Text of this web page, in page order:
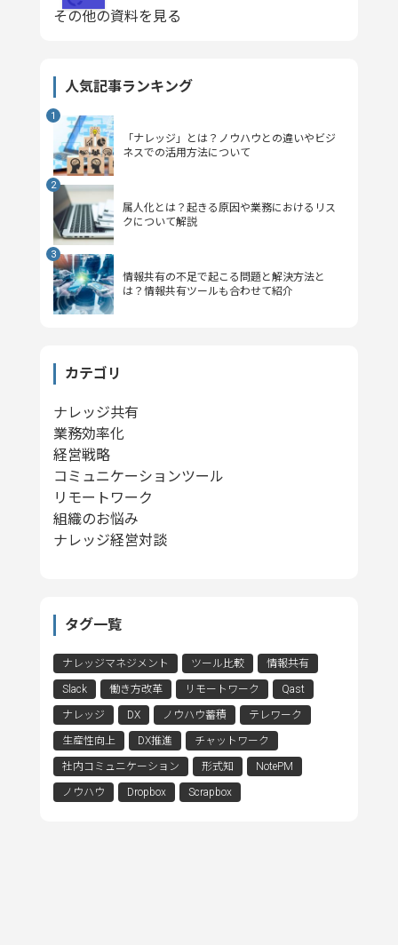
その他の資料を見る
人気記事ランキング
「ナレッジ」とは？ノウハウとの違いやビジ
ネスでの活用方法について
属人化とは？起きる原因や業務におけるリス
クについて解説
情報共有の不足で起こる問題と解決方法と
は？情報共有ツールも合わせて紹介
カテゴリ
ナレッジ共有
業務効率化
経営戦略
コミュニケーションツール
リモートワーク
組織のお悩み
ナレッジ経営対談
タグ一覧
ナレッジマネジメント ツール比較 情報共有
Slack 働き方改革 リモートワーク Qast
ナレッジ DX ノウハウ蓄積 テレワーク
生産性向上 DX推進 チャットワーク
社内コミュニケーション 形式知 NotePM
ノウハウ Dropbox Scrapbox